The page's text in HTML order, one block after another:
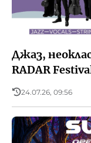
Джаз,
RADAR
24.07.26, 09:56